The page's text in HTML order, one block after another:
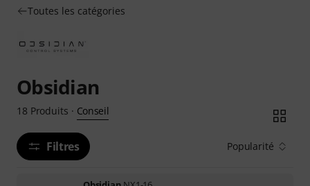
Toutes les catégories
Obsidian
18 Produits · Conseil
Filtres Popularité